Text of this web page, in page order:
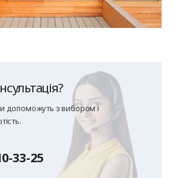
допоможуть з вибором і
33-25